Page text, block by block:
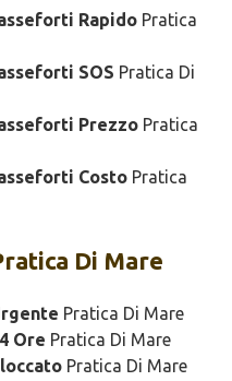
Rapido Pratica
SOS Pratica Di
Prezzo Pratica
Costo Pratica
Di Mare
Pratica Di Mare
Ore Pratica Di Mare
Pratica Di Mare